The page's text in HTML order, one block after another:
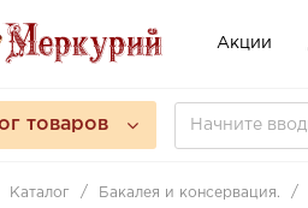
Акции
товаров
Каталог Бакалея и консервация.